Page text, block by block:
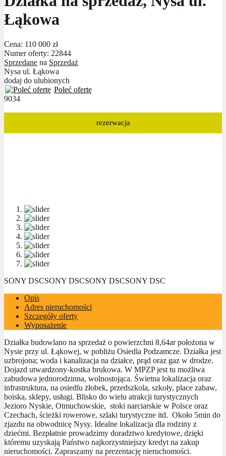
Łąkowa
Cena: 110 000 zł
Numer oferty: 22844
Sprzedane na Sprzedaż
Nysa ul. Łąkowa
dodaj do ulubionych
Poleć ofertę
9034
rezerwacja
SONY DSCSONY DSCSONY DSCSONY DSC
Opis
Adres nieruchomości
Szczegóły oferty
Wyposażenie
Działka budowlano na sprzedaż o powierzchni 8,64ar położona w
Nysie przy ul. Łąkowej, w pobliżu Osiedla Podzamcze. Działka jest
uzbrojona; woda i kanalizacja na działce, prąd oraz gaz w drodze.
Dojazd utwardzony-kostka brukowa. W MPZP jest tu możliwa
zabudowa jednorodzinna, wolnostojąca. Świetna lokalizacja oraz
infrastruktura, na osiedlu żłobek, przedszkola, szkoły, place zabaw,
boiska, sklepy, usługi. Blisko do wielu atrakcji turystycznych
Jezioro Nyskie, Otmuchowskie, stoki narciarskie w Polsce oraz
Czechach, ścieżki rowerowe, szlaki turystyczne itd. Około 5min do
zjazdu na obwodnicę Nysy. Idealne lokalizacja dla rodziny z
dziećmi. Bezpłatnie prowadzimy doradztwo kredytowe, dzięki
któremu uzyskają Państwo najkorzystniejszy kredyt na zakup
nieruchomości. Zapraszamy na prezentację nieruchomości.